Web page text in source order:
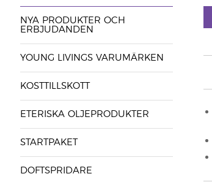
NYA PRODUKTER OCH
ERBJUDANDEN
YOUNG LIVINGS VARUMÄRKEN
KOSTTILLSKOTT
ETERISKA OLJEPRODUKTER
STARTPAKET
DOFTSPRIDARE